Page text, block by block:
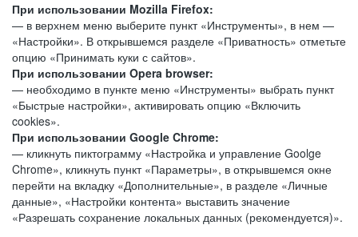
При использовании Mozilla Firefox:
— в верхнем меню выберите пункт «Инструменты», в нем —
«Настройки». В открывшемся разделе «Приватность» отметьте
опцию «Принимать куки с сайтов».
При использовании Opera browser:
— необходимо в пункте меню «Инструменты» выбрать пункт
«Быстрые настройки», активировать опцию «Включить
cookies».
При использовании Google Chrome:
— кликнуть пиктограмму «Настройка и управление Goolge
Chrome», кликнуть пункт «Параметры», в открывшемся окне
перейти на вкладку «Дополнительные», в разделе «Личные
данные», «Настройки контента» выставить значение
«Разрешать сохранение локальных данных (рекомендуется)».